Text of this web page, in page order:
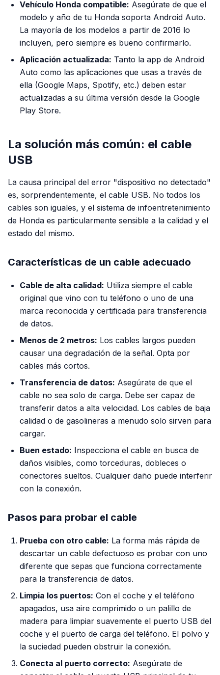
Vehículo Honda compatible: Asegúrate de que el
modelo y año de tu Honda soporta Android Auto.
La mayoría de los modelos a partir de 2016 lo
incluyen, pero siempre es bueno confirmarlo.
Aplicación actualizada: Tanto la app de Android
Auto como las aplicaciones que usas a través de
ella (Google Maps, Spotify, etc.) deben estar
actualizadas a su última versión desde la Google
Play Store.
La solución más común: el cable
USB
La causa principal del error "dispositivo no detectado"
es, sorprendentemente, el cable USB. No todos los
cables son iguales, y el sistema de infoentretenimiento
de Honda es particularmente sensible a la calidad y el
estado del mismo.
Características de un cable adecuado
Cable de alta calidad: Utiliza siempre el cable
original que vino con tu teléfono o uno de una
marca reconocida y certificada para transferencia
de datos.
Menos de 2 metros: Los cables largos pueden
causar una degradación de la señal. Opta por
cables más cortos.
Transferencia de datos: Asegúrate de que el
cable no sea solo de carga. Debe ser capaz de
transferir datos a alta velocidad. Los cables de baja
calidad o de gasolineras a menudo solo sirven para
cargar.
Buen estado: Inspecciona el cable en busca de
daños visibles, como torceduras, dobleces o
conectores sueltos. Cualquier daño puede interferir
con la conexión.
Pasos para probar el cable
Prueba con otro cable: La forma más rápida de
descartar un cable defectuoso es probar con uno
diferente que sepas que funciona correctamente
para la transferencia de datos.
Limpia los puertos: Con el coche y el teléfono
apagados, usa aire comprimido o un palillo de
madera para limpiar suavemente el puerto USB del
coche y el puerto de carga del teléfono. El polvo y
la suciedad pueden obstruir la conexión.
Conecta al puerto correcto: Asegúrate de